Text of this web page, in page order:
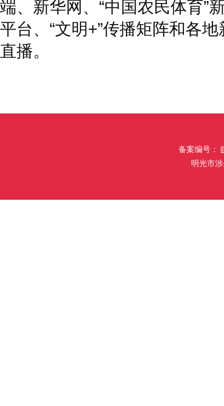
端、新华网、“中国农民体育”
平台、“文明+”传播矩阵和各
直播。
备案编号：
明光市